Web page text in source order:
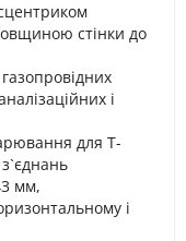
стінки до
і
для T-
мм,
і